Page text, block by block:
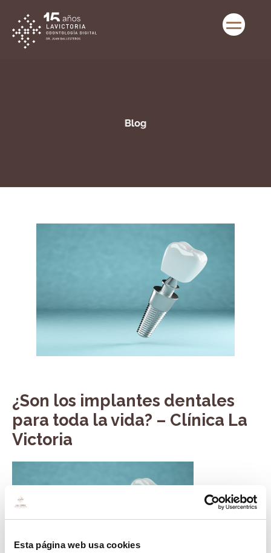
Esta página web usa cookies
¿Son los implantes dentales
para toda la vida? – Clínica La
Victoria